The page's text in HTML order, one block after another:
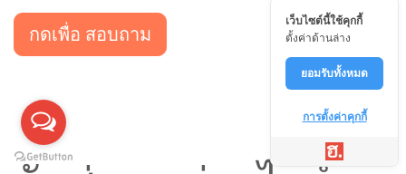
กดเพื่อ สอบถาม
เว็บไซต์นี้ใช้คุกกี้
ตั้งค่าด้านล่าง
ยอมรับทั้งหมด
การตั้งค่าคุกกี้